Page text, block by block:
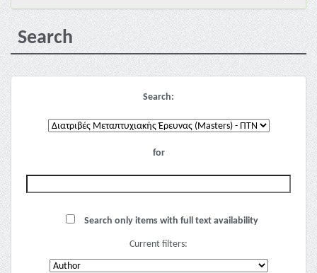
Search
Search:
for
Search only items with full text availability
Current filters: